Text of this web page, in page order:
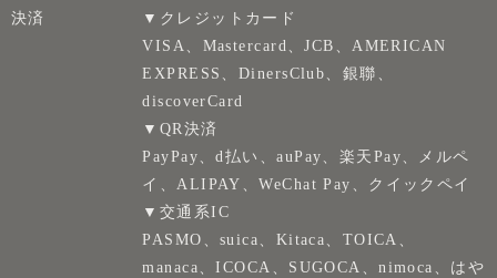
決済
▼クレジットカード
VISA、Mastercard、JCB、AMERICAN
EXPRESS、DinersClub、銀聯、
discoverCard
▼QR決済
PayPay、d払い、auPay、楽天Pay、メルペ
イ、ALIPAY、WeChat Pay、クイックペイ
▼交通系IC
PASMO、suica、Kitaca、TOICA、
manaca、ICOCA、SUGOCA、nimoca、はや